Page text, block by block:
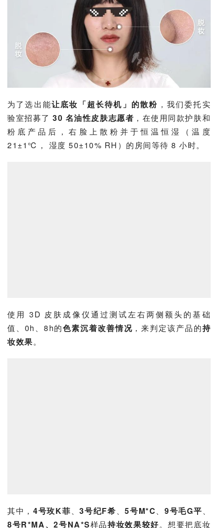
为了选出能让底妆「超长待机」的散粉 ，我们委托实
验室招募了 30 名油性皮肤志愿者 ，在使用同款护肤和
粉底产品后，右脸上散粉并于恒温恒湿
（温度
21±1℃， 湿度 50±10% RH）的房间等待 8 小时。
使用 3D 皮肤成像仪通过测试左右两侧额头的基础
值、0h、8h的色素沉着改善情况 ，来判定该产品的持
妆效果。
其中，4号玫K菲 、3号纪F希 、5号M*C 、9号毛G平
8号R*MA、2号NA*S样品持妆效果较好。想要把底妆